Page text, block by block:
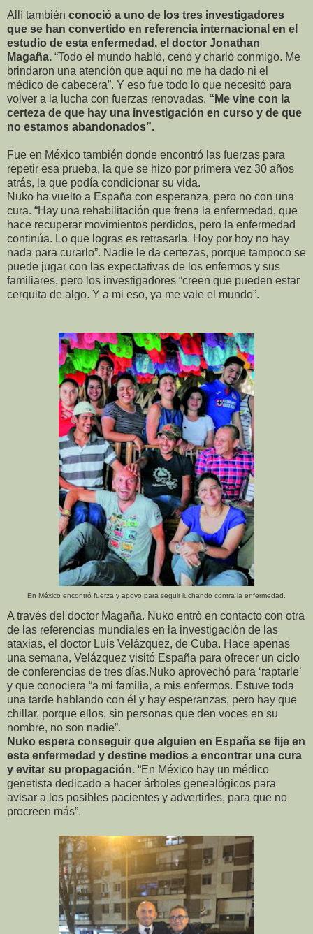
Allí también conoció a uno de los tres investigadores
que se han convertido en referencia internacional en el
estudio de esta enfermedad, el doctor Jonathan
Magaña. “Todo el mundo habló, cenó y charló conmigo. Me
brindaron una atención que aquí no me ha dado ni el
médico de cabecera”. Y eso fue todo lo que necesitó para
volver a la lucha con fuerzas renovadas. “Me vine con la
certeza de que hay una investigación en curso y de que
no estamos abandonados”.
Fue en México también donde encontró las fuerzas para
repetir esa prueba, la que se hizo por primera vez 30 años
atrás, la que podía condicionar su vida.
Nuko ha vuelto a España con esperanza, pero no con una
cura. “Hay una rehabilitación que frena la enfermedad, que
hace recuperar movimientos perdidos, pero la enfermedad
continúa. Lo que logras es retrasarla. Hoy por hoy no hay
nada para curarlo”. Nadie le da certezas, porque tampoco se
puede jugar con las expectativas de los enfermos y sus
familiares, pero los investigadores “creen que pueden estar
cerquita de algo. Y a mi eso, ya me vale el mundo”.
En México encontró fuerza y apoyo para seguir luchando contra la enfermedad.
A través del doctor Magaña. Nuko entró en contacto con otra
de las referencias mundiales en la investigación de las
ataxias, el doctor Luis Velázquez, de Cuba. Hace apenas
una semana, Velázquez visitó España para ofrecer un ciclo
de conferencias de tres días.Nuko aprovechó para ‘raptarle’
y que conociera “a mi familia, a mis enfermos. Estuve toda
una tarde hablando con él y hay esperanzas, pero hay que
chillar, porque ellos, sin personas que den voces en su
nombre, no son nadie”.
Nuko espera conseguir que alguien en España se fije en
esta enfermedad y destine medios a encontrar una cura
y evitar su propagación. “En México hay un médico
genetista dedicado a hacer árboles genealógicos para
avisar a los posibles pacientes y advertirles, para que no
procreen más”.